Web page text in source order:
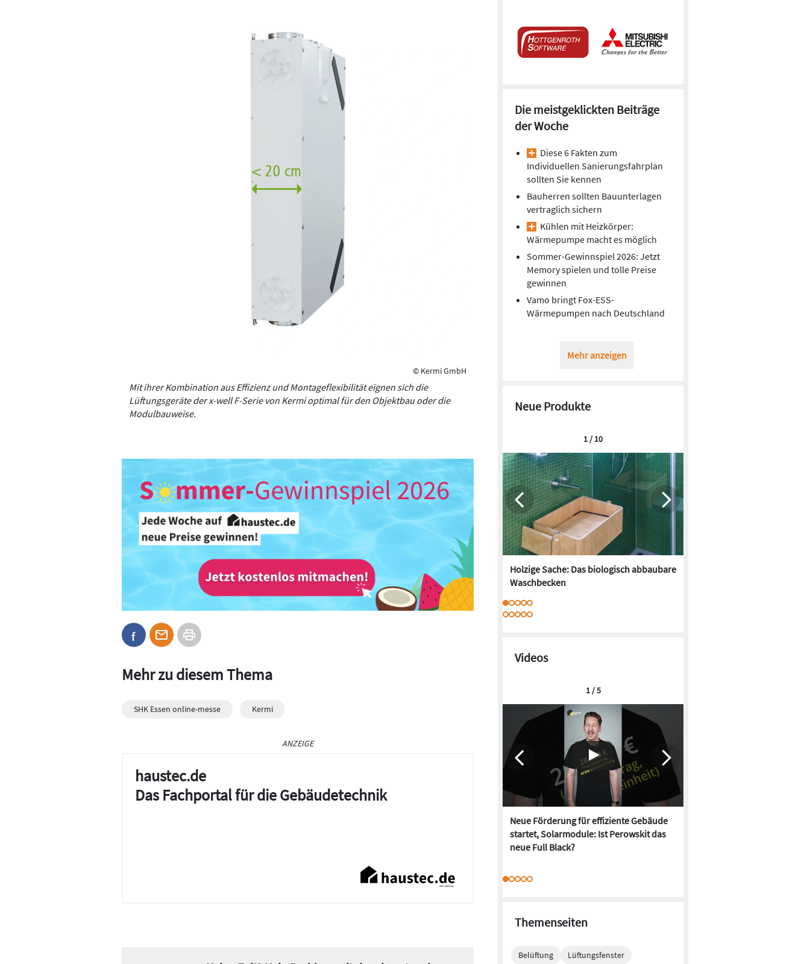
© Kermi GmbH
Mit ihrer Kombination aus Effizienz und Montageflexibilität eignen sich die
Lüftungsgeräte der x-well F-Serie von Kermi optimal für den Objektbau oder die
Modulbauweise.
Mehr zu diesem Thema
SHK Essen online-messe Kermi
ANZEIGE
haustec.de
Das Fachportal für die Gebäudetechnik
Die meistgeklickten Beiträge
der Woche
Diese 6 Fakten zum
Individuellen Sanierungsfahrplan
sollten Sie kennen
Bauherren sollten Bauunterlagen
vertraglich sichern
Kühlen mit Heizkörper:
Wärmepumpe macht es möglich
Sommer-Gewinnspiel 2026: Jetzt
Memory spielen und tolle Preise
gewinnen
Vamo bringt Fox-ESS-
Wärmepumpen nach Deutschland
Mehr anzeigen
Neue Produkte
Holzige Sache: Das biologisch abbaubare
Waschbecken
1 / 10
Videos
Neue Förderung für effiziente Gebäude
startet, Solarmodule: Ist Perowskit das
neue Full Black?
1 / 5
Themenseiten
Belüftung Lüftungsfenster